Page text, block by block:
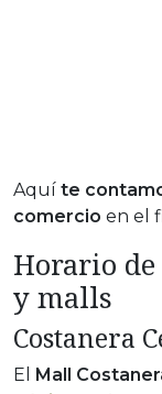
Aquí te
comercio en el
Horario
y malls
Costanera
El Mall